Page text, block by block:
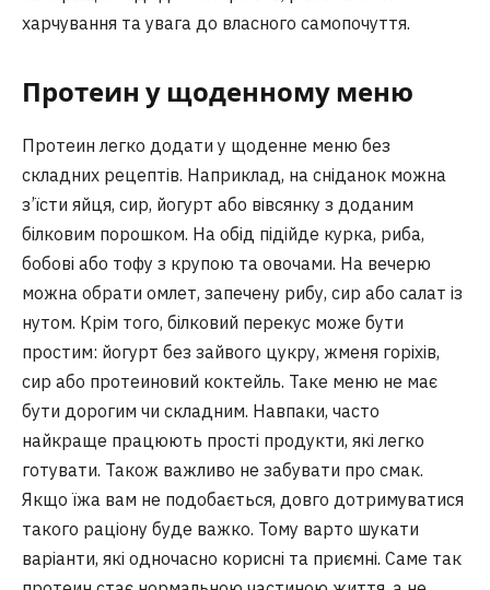
харчування та увага до власного самопочуття.
Протеин у щоденному меню
Протеин легко додати у щоденне меню без
складних рецептів. Наприклад, на сніданок можна
з’їсти яйця, сир, йогурт або вівсянку з доданим
білковим порошком. На обід підійде курка, риба,
бобові або тофу з крупою та овочами. На вечерю
можна обрати омлет, запечену рибу, сир або салат із
нутом. Крім того, білковий перекус може бути
простим: йогурт без зайвого цукру, жменя горіхів,
сир або протеиновий коктейль. Таке меню не має
бути дорогим чи складним. Навпаки, часто
найкраще працюють прості продукти, які легко
готувати. Також важливо не забувати про смак.
Якщо їжа вам не подобається, довго дотримуватися
такого раціону буде важко. Тому варто шукати
варіанти, які одночасно корисні та приємні. Саме так